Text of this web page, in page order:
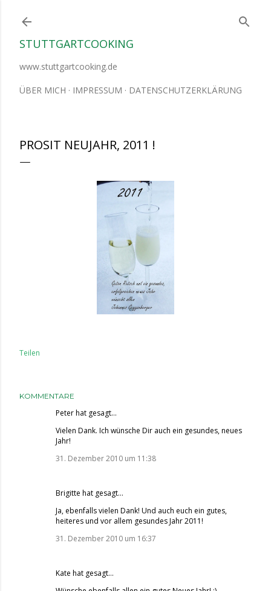
STUTTGARTCOOKING
www.stuttgartcooking.de
ÜBER MICH IMPRESSUM DATENSCHUTZERKLÄRUNG
PROSIT NEUJAHR, 2011 !
Teilen
KOMMENTARE
Peterhat gesagt…
Vielen Dank. Ich wünsche Dir auch ein gesundes, neues
Jahr!
31. Dezember 2010 um 11:38
Brigitte hat gesagt…
Ja, ebenfalls vielen Dank! Und auch euch ein gutes,
heiteres und vor allem gesundes Jahr 2011!
31. Dezember 2010 um 16:37
Kate hat gesagt…